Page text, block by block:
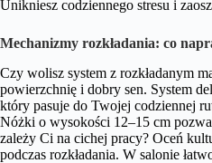
Unikniesz codziennego stresu i
Mechanizmy rozkładania: co
Czy wolisz system z rozkładanym
powierzchnię i dobry sen. System
który pasuje do Twojej codziennej
Nóżki o wysokości 12–15 cm
zależy Ci na cichej pracy? Oceń
podczas rozkładania. W salonie